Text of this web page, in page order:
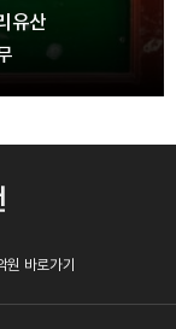
유산
원 바로가기